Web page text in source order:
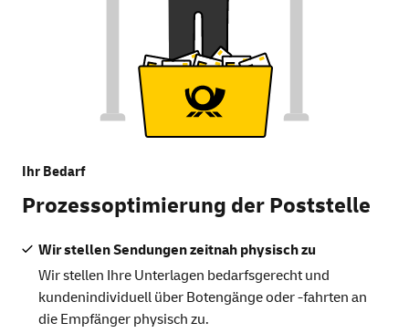
Ihr Bedarf
Prozessoptimierung der Poststelle
Wir stellen Sendungen zeitnah physisch zu
Wir stellen Ihre Unterlagen bedarfsgerecht und
kundenindividuell über Botengänge oder -fahrten an
die Empfänger physisch zu.